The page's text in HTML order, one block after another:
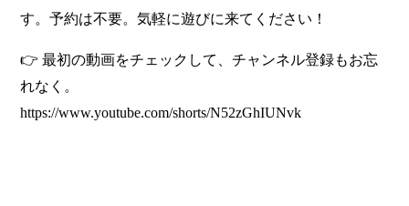
す。予約は不要。気軽に遊びに来てください！
👉 最初の動画をチェックして、チャンネル登録もお忘
れなく。
https://www.youtube.com/shorts/N52zGhIUNvk